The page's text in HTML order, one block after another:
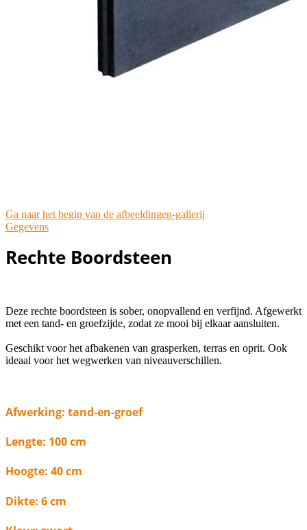
Ga naar het begin van de afbeeldingen-gallerij
Gegevens
Rechte Boordsteen
Deze rechte boordsteen is sober, onopvallend en verfijnd. Afgewerkt
met een tand- en groefzijde, zodat ze mooi bij elkaar aansluiten.
Geschikt voor het afbakenen van grasperken, terras en oprit. Ook
ideaal voor het wegwerken van niveauverschillen.
Afwerking: tand-en-groef
Lengte: 100 cm
Hoogte: 40 cm
Dikte: 6 cm